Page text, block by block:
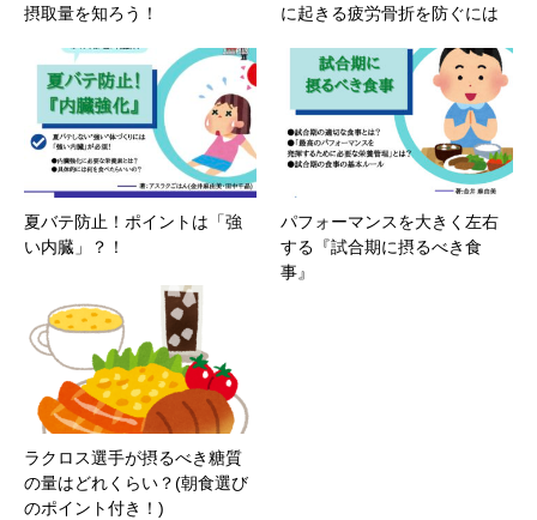
摂取量を知ろう！
に起きる疲労骨折を防ぐには
夏バテ防止！ポイントは「強
い内臓」？！
パフォーマンスを大きく左右
する『試合期に摂るべき食
事』
ラクロス選手が摂るべき糖質
の量はどれくらい？(朝食選び
のポイント付き！)